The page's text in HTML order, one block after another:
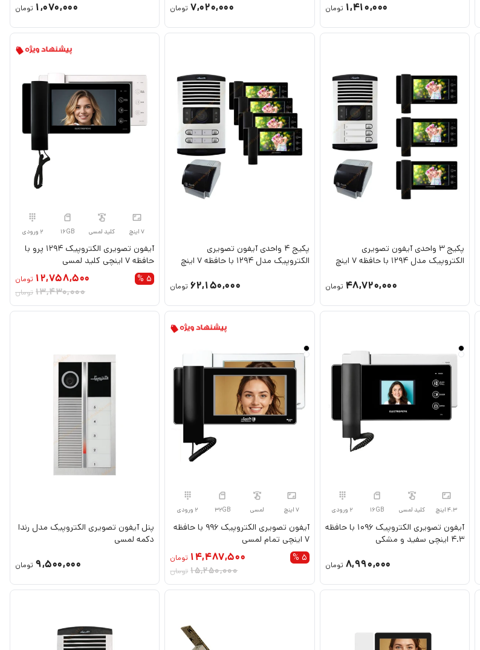
1,410,000 تومان 7,020,000 تومان 1,070,000 تومان
پکیج 3 واحدی آیفون تصویری
الکتروپیک مدل 1294 با حافظه 7 اینچ
48,720,000 تومان
پکیج 4 واحدی آیفون تصویری
الکتروپیک مدل 1294 با حافظه 7 اینچ
62,150,000 تومان
7 اینچ کلید لمسی 16GB 2 ورودی
آیفون تصویری الکتروپیک 1294 پرو با
حافظه 7 اینچی کلید لمسی
5 %
12,758,500 تومان
13,430,000 تومان
4.3 اینچ کلید لمسی 16GB 2 ورودی
آیفون تصویری الکتروپیک 1096 با حافظه
4.3 اینچی سفید و مشکی
8,990,000 تومان
7 اینچ لمسی 32GB 2 ورودی
آیفون تصویری الکتروپیک 996 با حافظه
7 اینچی تمام لمسی
5 %
14,487,500 تومان
15,250,000 تومان
پنل آیفون تصویری الکتروپیک مدل رندا
دکمه لمسی
9,500,000 تومان